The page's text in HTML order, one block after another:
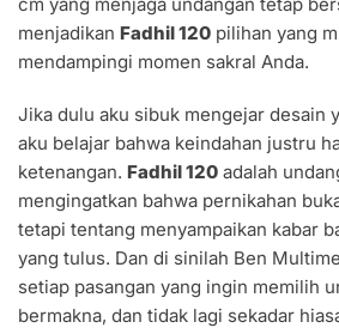
menjadikan Fadhil 120 pilihan yang
mendampingi momen sakral Anda.
Jika dulu aku sibuk mengejar desain
aku belajar bahwa keindahan justru
ketenangan. Fadhil 120 adalah
mengingatkan bahwa pernikahan
tetapi tentang menyampaikan kabar
yang tulus. Dan di sinilah Ben
setiap pasangan yang ingin memilih
bermakna, dan tidak lagi sekadar